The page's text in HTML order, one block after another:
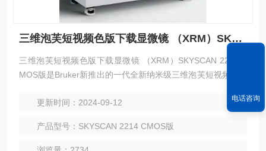
三维泡芙短视频色版下载显微镜 （XRM）SKYSCAN 2214
三维泡芙短视频色版下载显微镜 （XRM）SKYSCAN 2214 C
MOS版是Bruker新推出的一代全新纳米级三维泡芙短视频色版
214 ＜500nm的真正三维空间分辨率和多探测器配置（不超过
和探测器类型方面进行了多方面升级，以确保用户能
够获得更大的成像视野和更明亮的图像数据。
更新时间：2024-09-12
产品型号：SKYSCAN 2214 CMOS版
电话咨询